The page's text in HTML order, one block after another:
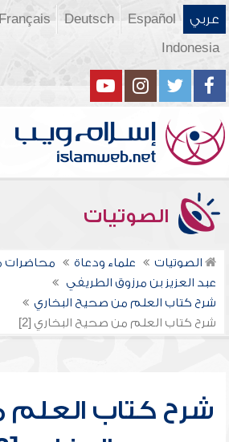
عربي Español
Deutsch
Français
Indonesia
الصوتيات
الصوتيات علماء ودعاة
محاضرات
عبد العزيز بن مرزوق الطريفي
شرح كتاب العلم من صحيح البخاري
شرح كتاب العلم من صحيح البخاري [2]
شرح كتاب